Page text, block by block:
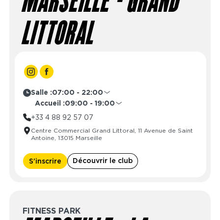
LITTORAL
Salle :07:00 - 22:00
Lundi
07:00 - 22:00
Mardi
07:00 - 22:00
Jeudi
07:00 - 22:00
Samedi
07:00 - 22:00
Dimanche
Fermé
Accueil :09:00 - 19:00
Lundi
Mercredi
08:30 - 21:30
Vendredi 08:30 - 21:30
Samedi
09:00 - 19:00
+33 4 88 92 57 07
Centre Commercial Grand Littoral, 11 Avenue de Saint
Antoine, 13015 Marseille
S'inscrire Découvrir le club
FITNESS PARK